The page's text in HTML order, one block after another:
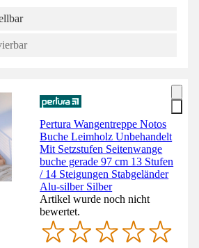
Pertura Wangentreppe Notos
Buche Leimholz Unbehandelt
Mit Setzstufen Seitenwange
buche gerade 97 cm 13 Stufen
/ 14 Steigungen Stabgeländer
Alu-silber Silber
Artikel wurde noch nicht
bewertet.